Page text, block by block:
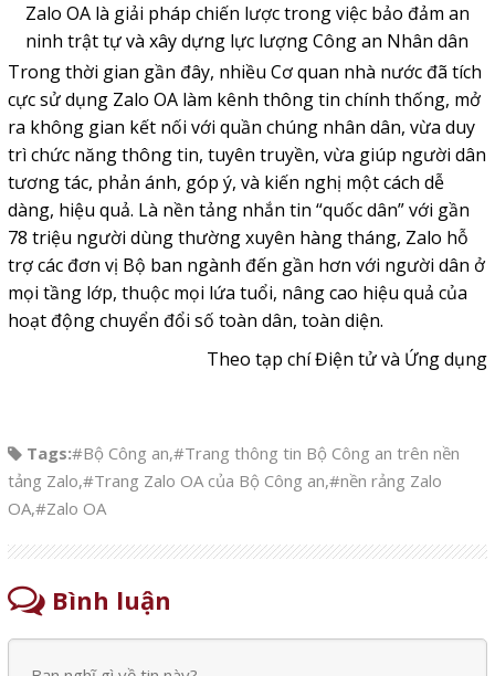
Zalo OA là giải pháp chiến lược trong việc bảo đảm an
ninh trật tự và xây dựng lực lượng Công an Nhân dân
Trong thời gian gần đây, nhiều Cơ quan nhà nước đã tích
cực sử dụng Zalo OAlàm kênh thông tin chính thống, mở
ra không gian kết nối với quần chúng nhân dân, vừa duy
trì chức năng thông tin, tuyên truyền, vừa giúp người dân
tương tác, phản ánh, góp ý, và kiến nghị một cách dễ
dàng, hiệu quả. Là nền tảng nhắn tin “quốc dân” với gần
78 triệu người dùng thường xuyên hàng tháng, Zalo hỗ
trợ các đơn vị Bộ ban ngành đến gần hơn với người dân ở
mọi tầng lớp, thuộc mọi lứa tuổi, nâng cao hiệu quả của
hoạt động chuyển đổi số toàn dân, toàn diện.
Theo tạp chí Điện tử và Ứng dụng
Tags:#Bộ Công an,#Trang thông tin Bộ Công an trên nền
tảng Zalo,#Trang Zalo OA của Bộ Công an,#nền rảng Zalo
OA,#Zalo OA
Bình luận